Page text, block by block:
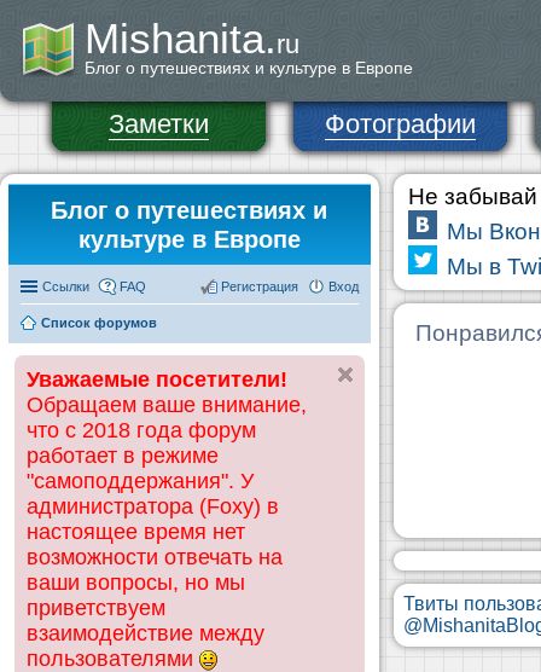
Mishanita.ru
Блог о путешествиях и культуре в Европе
Заметки Фотографии
Блог о путешествиях и
культуре в Европе
Ссылки FAQ Вход
Регистрация
Список форумов
Уважаемые посетители!
Обращаем ваше внимание,
что с 2018 года форум
работает в режиме
"самоподдержания". У
администратора (Foxy) в
настоящее время нет
возможности отвечать на
ваши вопросы, но мы
приветствуем
взаимодействие между
пользователями
Не забывай
Мы
Мы в
Твиты